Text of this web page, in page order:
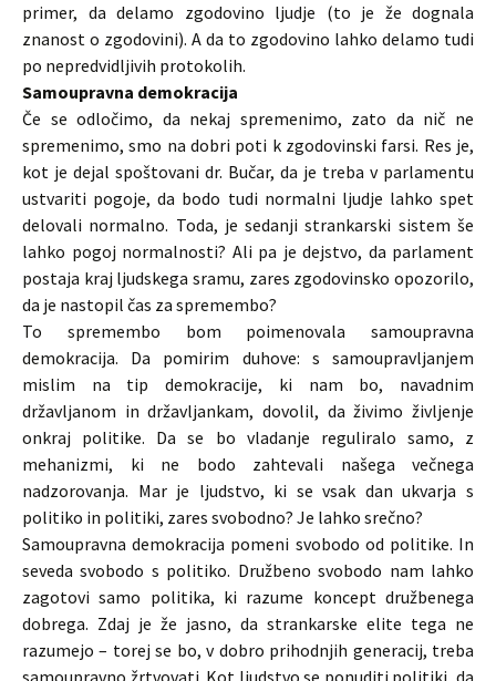
primer, da delamo zgodovino ljudje (to je že dognala
znanost o zgodovini). A da to zgodovino lahko delamo tudi
po nepredvidljivih protokolih.
Samoupravna demokracija
Če se odločimo, da nekaj spremenimo, zato da nič ne
spremenimo, smo na dobri poti k zgodovinski farsi. Res je,
kot je dejal spoštovani dr. Bučar, da je treba v parlamentu
ustvariti pogoje, da bodo tudi normalni ljudje lahko spet
delovali normalno. Toda, je sedanji strankarski sistem še
lahko pogoj normalnosti? Ali pa je dejstvo, da parlament
postaja kraj ljudskega sramu, zares zgodovinsko opozorilo,
da je nastopil čas za spremembo?
To spremembo bom poimenovala samoupravna
demokracija. Da pomirim duhove: s samoupravljanjem
mislim na tip demokracije, ki nam bo, navadnim
državljanom in državljankam, dovolil, da živimo življenje
onkraj politike. Da se bo vladanje reguliralo samo, z
mehanizmi, ki ne bodo zahtevali našega večnega
nadzorovanja. Mar je ljudstvo, ki se vsak dan ukvarja s
politiko in politiki, zares svobodno? Je lahko srečno?
Samoupravna demokracija pomeni svobodo od politike. In
seveda svobodo s politiko. Družbeno svobodo nam lahko
zagotovi samo politika, ki razume koncept družbenega
dobrega. Zdaj je že jasno, da strankarske elite tega ne
razumejo – torej se bo, v dobro prihodnjih generacij, treba
samoupravno žrtvovati. Kot ljudstvo se ponuditi politiki, da